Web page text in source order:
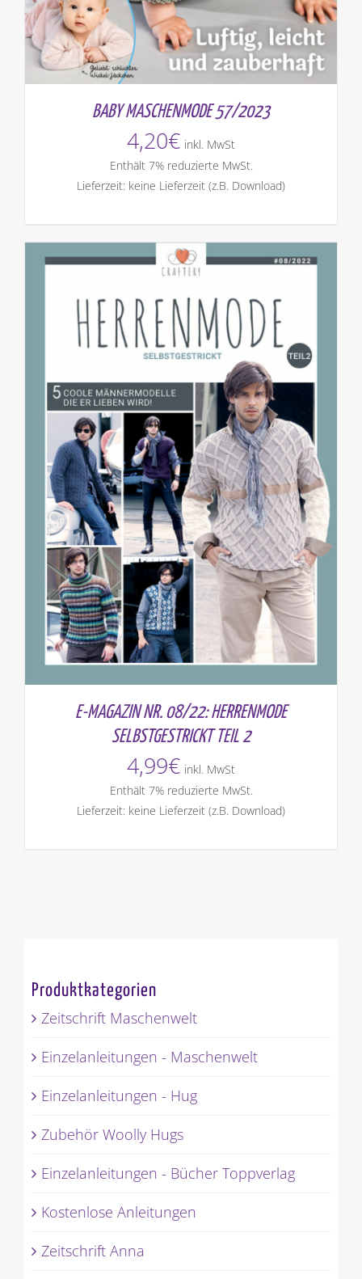
BABY MASCHENMODE 57/2023
4,20€ inkl. MwSt
Enthält 7% reduzierte MwSt.
Lieferzeit: keine Lieferzeit (z.B. Download)
E-MAGAZIN NR. 08/22: HERRENMODE
SELBSTGESTRICKT TEIL 2
4,99€ inkl. MwSt
Enthält 7% reduzierte MwSt.
Lieferzeit: keine Lieferzeit (z.B. Download)
Produktkategorien
Zeitschrift Maschenwelt
Einzelanleitungen - Maschenwelt
Einzelanleitungen - Hug
Zubehör Woolly Hugs
Einzelanleitungen - Bücher Toppverlag
Kostenlose Anleitungen
Zeitschrift Anna